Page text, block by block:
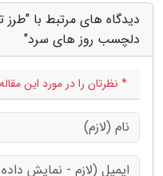
دیدگاه های مرتبط با
دلچسب روز های سرد"
* نظرتان را در مورد این